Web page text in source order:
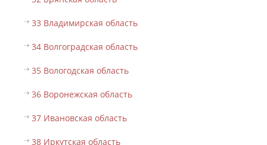
33 Владимирская область
34 Волгоградская область
35 Вологодская область
36 Воронежская область
37 Ивановская область
38 Иркутская область